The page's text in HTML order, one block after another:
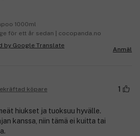
1000ml
för ett år sedan | cocopanda.no
Anmäl
köpare 1
hiukset ja tuoksuu hyvälle.
kanssa, niin tämä ei kuitta tai